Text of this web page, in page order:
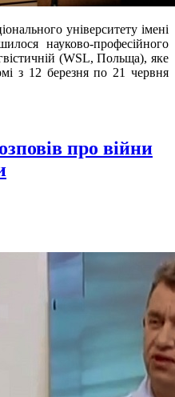
університету імені
науково-професійного
(WSL, Польща), яке
з 12 березня по 21 червня
про війни